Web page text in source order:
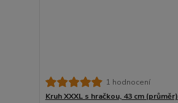
1 hodnocení
Kruh XXXL s hračkou, 43 cm (průměr)